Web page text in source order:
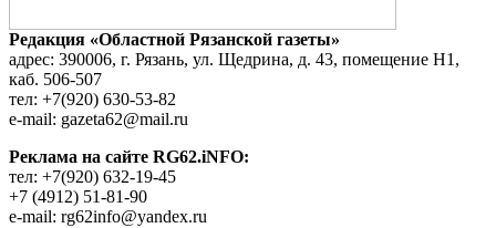
Редакция «Областной Рязанской газеты»
адрес: 390006, г. Рязань, ул. Щедрина, д. 43, помещение Н1,
каб. 506-507
тел: +7(920) 630-53-82
e-mail: gazeta62@mail.ru
Реклама на сайте RG62.iNFO:
тел: +7(920) 632-19-45
+7 (4912) 51-81-90
e-mail: rg62info@yandex.ru